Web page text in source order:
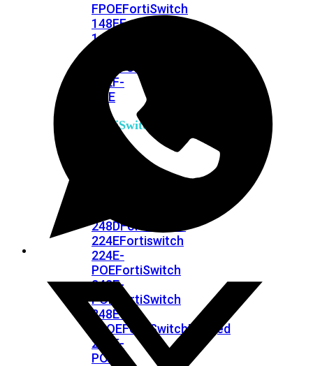
FPOEFortiSwitch
148FFortiSwitch
148F-
FortiSwitchRugged
112F-
POE
FortiSwitch
248DFortiSwitch
224EFortiswitch
224E-
POEFortiSwitch
248E-
POE
FortiSwitch
248E-
FPOEFortiSwitchRugged
216F-
POE